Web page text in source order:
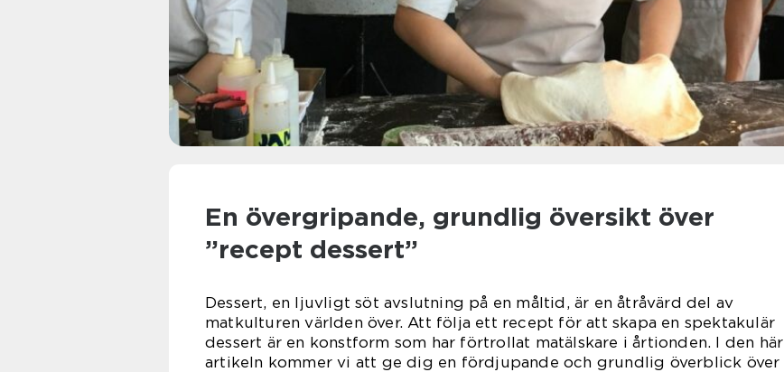
En övergripande, grundlig översikt över
”recept dessert”
Dessert, en ljuvligt söt avslutning på en måltid, är en åtråvärd del av
matkulturen världen över. Att följa ett recept för att skapa en spektakulär
dessert är en konstform som har förtrollat matälskare i årtionden. I den här
artikeln kommer vi att ge dig en fördjupande och grundlig överblick över